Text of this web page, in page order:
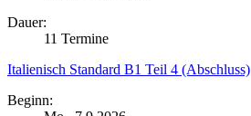
Dauer:
11 Termine
Italienisch Standard B1 Teil 4 (Abschluss)
Beginn: